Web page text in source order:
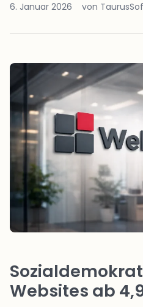
6. Januar 2026 von
Websites ab